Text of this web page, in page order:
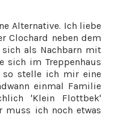
Alternative. Ich liebe
Clochard neben dem
als Nachbarn mit
sich im Treppenhaus
so stelle ich mir eine
einmal Familie
'Klein Flottbek'
muss ich noch etwas